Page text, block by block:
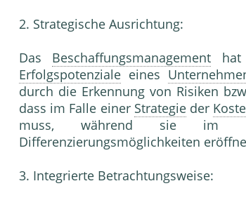
2. Strategische Ausrichtung:
Das Beschaffungsmanagement hat
Erfolgspotenziale eines
durch die Erkennung von Risiken
dass im Falle einer Strategieder
muss, während sie im
Differenzierungsmöglichkeiten
3. Integrierte Betrachtungsweise: